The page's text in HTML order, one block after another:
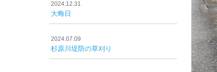
2024.12.31
大晦日
2024.07.09
杉原川堤防の草刈り